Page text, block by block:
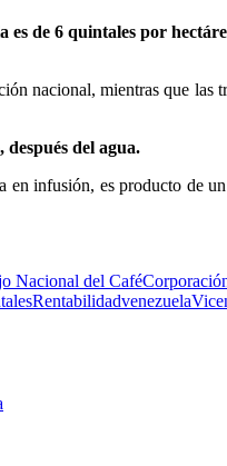
de 6 quintales por
nacional, mientras que
después del agua.
infusión, es producto de
Nacional del Café
Rentabilidadvenezuela